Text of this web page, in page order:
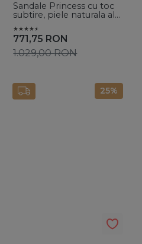
Sandale Princess cu toc
subtire, piele naturala alb
771,75 RON
1.029,00RON
25%